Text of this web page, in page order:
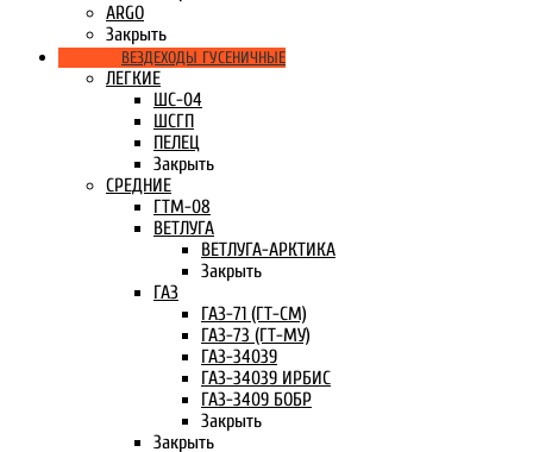
ARGO
Закрыть
ВЕЗДЕХОДЫ ГУСЕНИЧНЫЕ
ЛЕГКИЕ
ШС-04
ШСГП
ПЕЛЕЦ
Закрыть
СРЕДНИЕ
ГТМ-08
ВЕТЛУГА
ВЕТЛУГА-АРКТИКА
Закрыть
ГАЗ
ГАЗ-71 (ГТ-СМ)
ГАЗ-73 (ГТ-МУ)
ГАЗ-34039
ГАЗ-34039 ИРБИС
ГАЗ-3409 БОБР
Закрыть
Закрыть